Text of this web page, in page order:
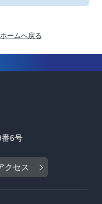
ホームへ戻る
6号
クセス